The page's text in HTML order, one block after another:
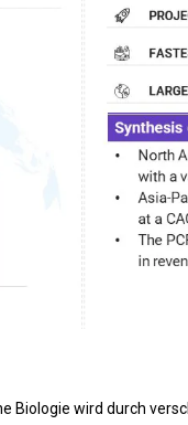
Biologie wird durch